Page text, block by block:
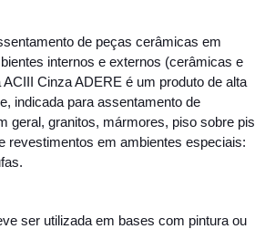
de peças cerâmicas em
internos e externos (cerâmicas e
Cinza ADERE é um produto de alta
indicada para assentamento de
geral, granitos, mármores, piso sobre
revestimentos em ambientes especiais:
ser utilizada em bases com pintura ou